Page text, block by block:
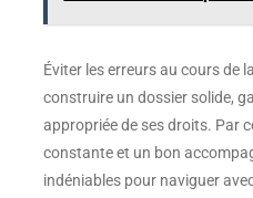
Éviter les erreurs au cours de
construire un dossier solide,
appropriée de ses droits. Par
constante et un bon
indéniables pour naviguer